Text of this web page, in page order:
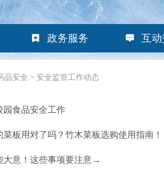
政务服务 互
品安全 > 安全监管工作动态
园食品安全工作
板用对了吗？竹木菜板选购使用指南！
大意！这些事项要注意→